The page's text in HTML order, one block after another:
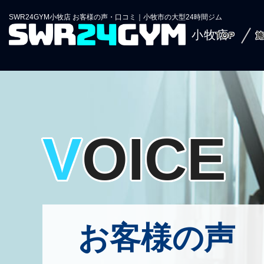
SWR24GYM小牧店 お客様の声・口コミ｜小牧市の大型24時間ジム
小牧店
TOP
VOICE
お客様の声